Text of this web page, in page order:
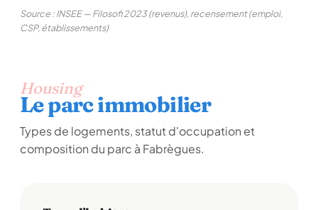
Source : INSEE — Filosofi 2023 (revenus), recensement (emploi,
CSP, établissements)
Housing
Le parc immobilier
Types de logements, statut d'occupation et
composition du parc à Fabrègues.